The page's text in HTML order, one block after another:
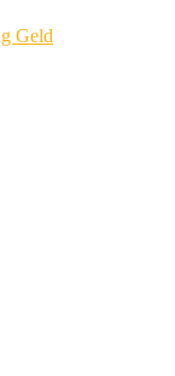
Geld